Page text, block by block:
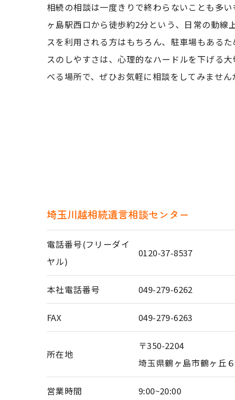
相続の相談は一度きりで終わらないことも多
ヶ島駅西口から徒歩約2分という、日常の動線
スを利用される方はもちろん、駐車場もある
スのしやすさは、心理的なハードルを下げる
べる場所で、ぜひお気軽に相談をしてみません
埼玉川越相続遺言相談センター
電話番号(フリーダイ
ヤル)
0120-37-8537
本社電話番号 049-279-6262
FAX 049-279-6263
所在地
〒350-2204
埼玉県鶴ヶ島市鶴ヶ丘
営業時間 9:00~20:00